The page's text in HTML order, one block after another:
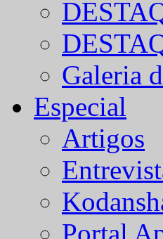
Galeria
Especial
Artigos
Portal